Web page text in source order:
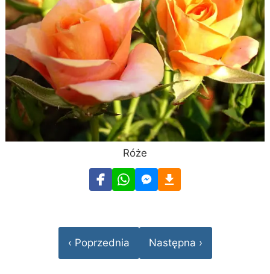
Róże
‹ Poprzednia Następna ›